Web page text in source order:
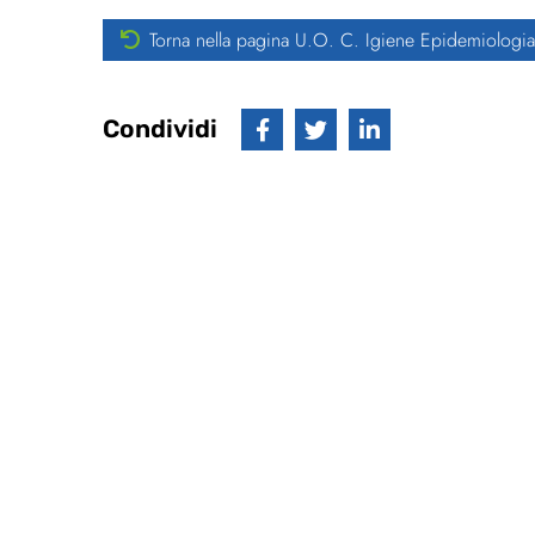
Torna nella pagina U.O. C. Igiene
Condividi